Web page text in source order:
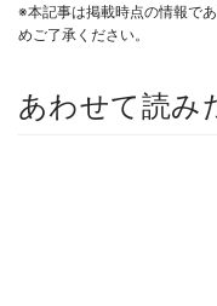
※本記事は掲載時点の情報で
めご了承ください。
あわせて読み